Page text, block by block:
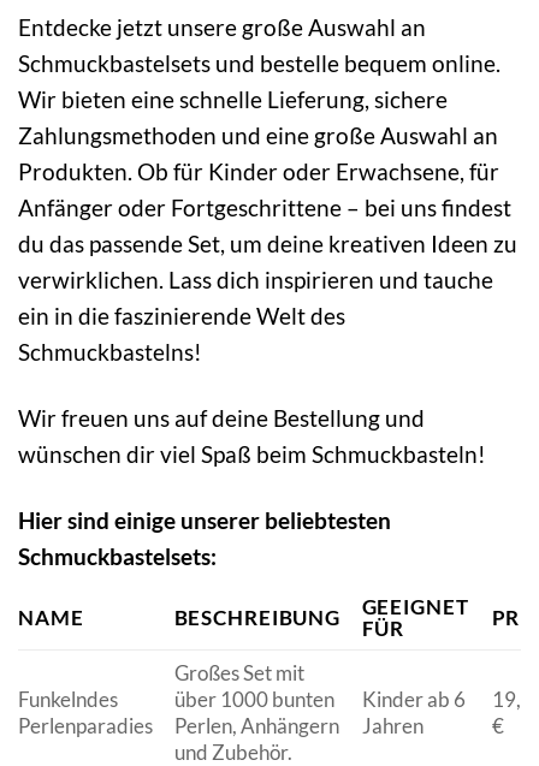
Entdecke jetzt unsere große Auswahl an
Schmuckbastelsets und bestelle bequem online.
Wir bieten eine schnelle Lieferung, sichere
Zahlungsmethoden und eine große Auswahl an
Produkten. Ob für Kinder oder Erwachsene, für
Anfänger oder Fortgeschrittene – bei uns findest
du das passende Set, um deine kreativen Ideen zu
verwirklichen. Lass dich inspirieren und tauche
ein in die faszinierende Welt des
Schmuckbastelns!
Wir freuen uns auf deine Bestellung und
wünschen dir viel Spaß beim Schmuckbasteln!
Hier sind einige unserer beliebtesten
Schmuckbastelsets:
NAME BESCHREIBUNG
GEEIGNET
FÜR
Funkelndes
Perlenparadies
Großes Set mit
über 1000 bunten
Perlen, Anhängern
und Zubehör.
Kinder ab 6
Jahren
€